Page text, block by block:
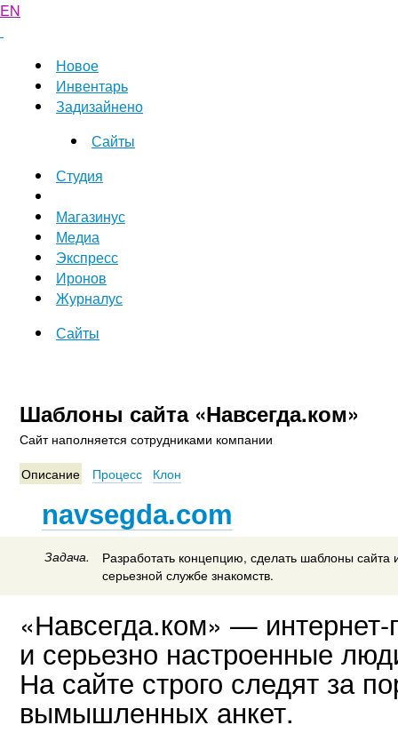
EN
Новое
Инвентарь
Задизайнено
Сайты
Студия
Магазинус
Медиа
Экспресс
Иронов
Журналус
Сайты
Шаблоны сайта «Навсегда.ком»
Сайт наполняется сотрудниками компании
Описание
Процесс Клон
navsegda.com
Задача.
Разработать концепцию, сделать шаблоны сайта
серьезной службе знакомств.
«Навсегда.ком» —
и серьезно настроенные
На сайте строго следят за
вымышленных анкет.